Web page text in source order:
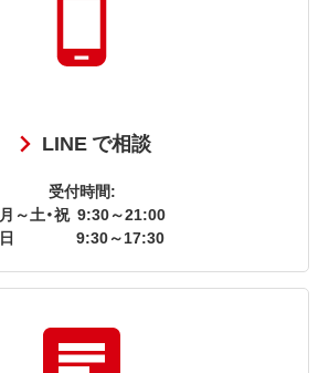
LINE で相談
受付時間:
月～土・祝 9:30～21:00
日
9:30～17:30